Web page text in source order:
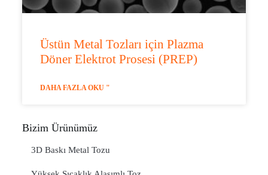
Üstün Metal Tozları için Plazma
Döner Elektrot Prosesi (PREP)
DAHA FAZLA OKU "
Bizim Ürünümüz
3D Baskı Metal Tozu